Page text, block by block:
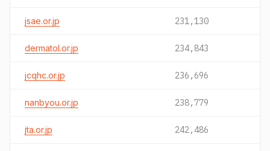
jsae.or.jp 231,130
dermatol.or.jp 234,843
jcqhc.or.jp 236,696
nanbyou.or.jp 238,779
jta.or.jp 242,486